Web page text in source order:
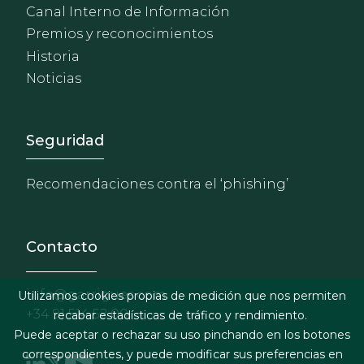
Canal Interno de Información
Premios y reconocimientos
Historia
Noticias
Footer - Extranet y
Seguridad
Recomendaciones contra el ‘phishing’
Contacto
info@garrigues.com
+34 91 514 52 00
Utilizamos cookies propias de medición que nos permiten
recabar estadísticas de tráfico y rendimiento.
Puede aceptar o rechazar su uso pinchando en los botones
correspondientes, y puede modificar sus preferencias en